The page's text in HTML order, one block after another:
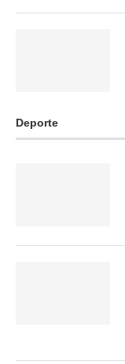
Deporte